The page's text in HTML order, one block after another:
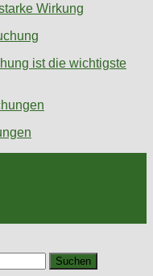
Wirkung
ist die wichtigste